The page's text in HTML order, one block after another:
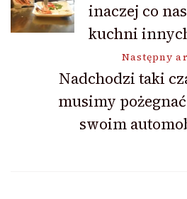
wpisuinaczej co
kuchni
Następny
Nadchodzi taki
musimy
swoim